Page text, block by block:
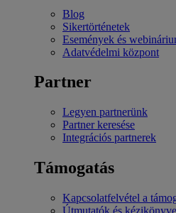
Blog
Sikertörténetek
Események és
Adatvédelmi központ
Partner
Legyen partnerünk
Partner keresése
Integrációs partnerek
Támogatás
Kapcsolatfelvétel a